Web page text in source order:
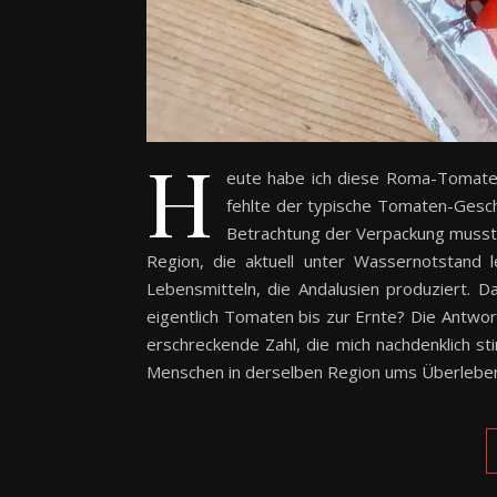
H
eute habe ich diese Roma-
fehlte der typische Tomaten-
Betrachtung der Verpackung
Region, die aktuell unter
Lebensmitteln, die Andalusien produziert.
eigentlich Tomaten bis zur Ernte? Die
erschreckende Zahl, die mich nachdenklich
Menschen in derselben Region ums